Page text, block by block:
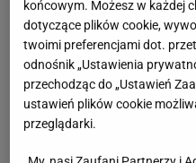
końcowym. Możesz w każdej
dotyczące plików cookie,
twoimi preferencjami dot.
odnośnik „Ustawienia
przechodząc do „Ustawień
ustawień plików cookie
przeglądarki.